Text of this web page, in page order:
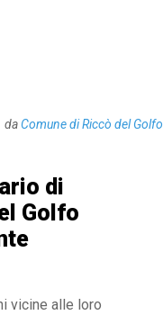
daComune di Riccò del Golfo
di
Golfo
vicine alle loro